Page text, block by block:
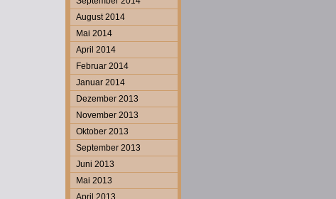
August 2014
Mai 2014
April 2014
Februar 2014
Januar 2014
Dezember 2013
November 2013
Oktober 2013
September 2013
Juni 2013
Mai 2013
April 2013